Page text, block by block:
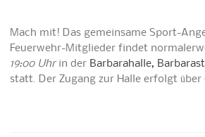
Mach mit! Das gemeinsame Sport-
Feuerwehr-Mitglieder findet
19:00 Uhrin der Barbarahalle,
statt. Der Zugang zur Halle erfolgt über